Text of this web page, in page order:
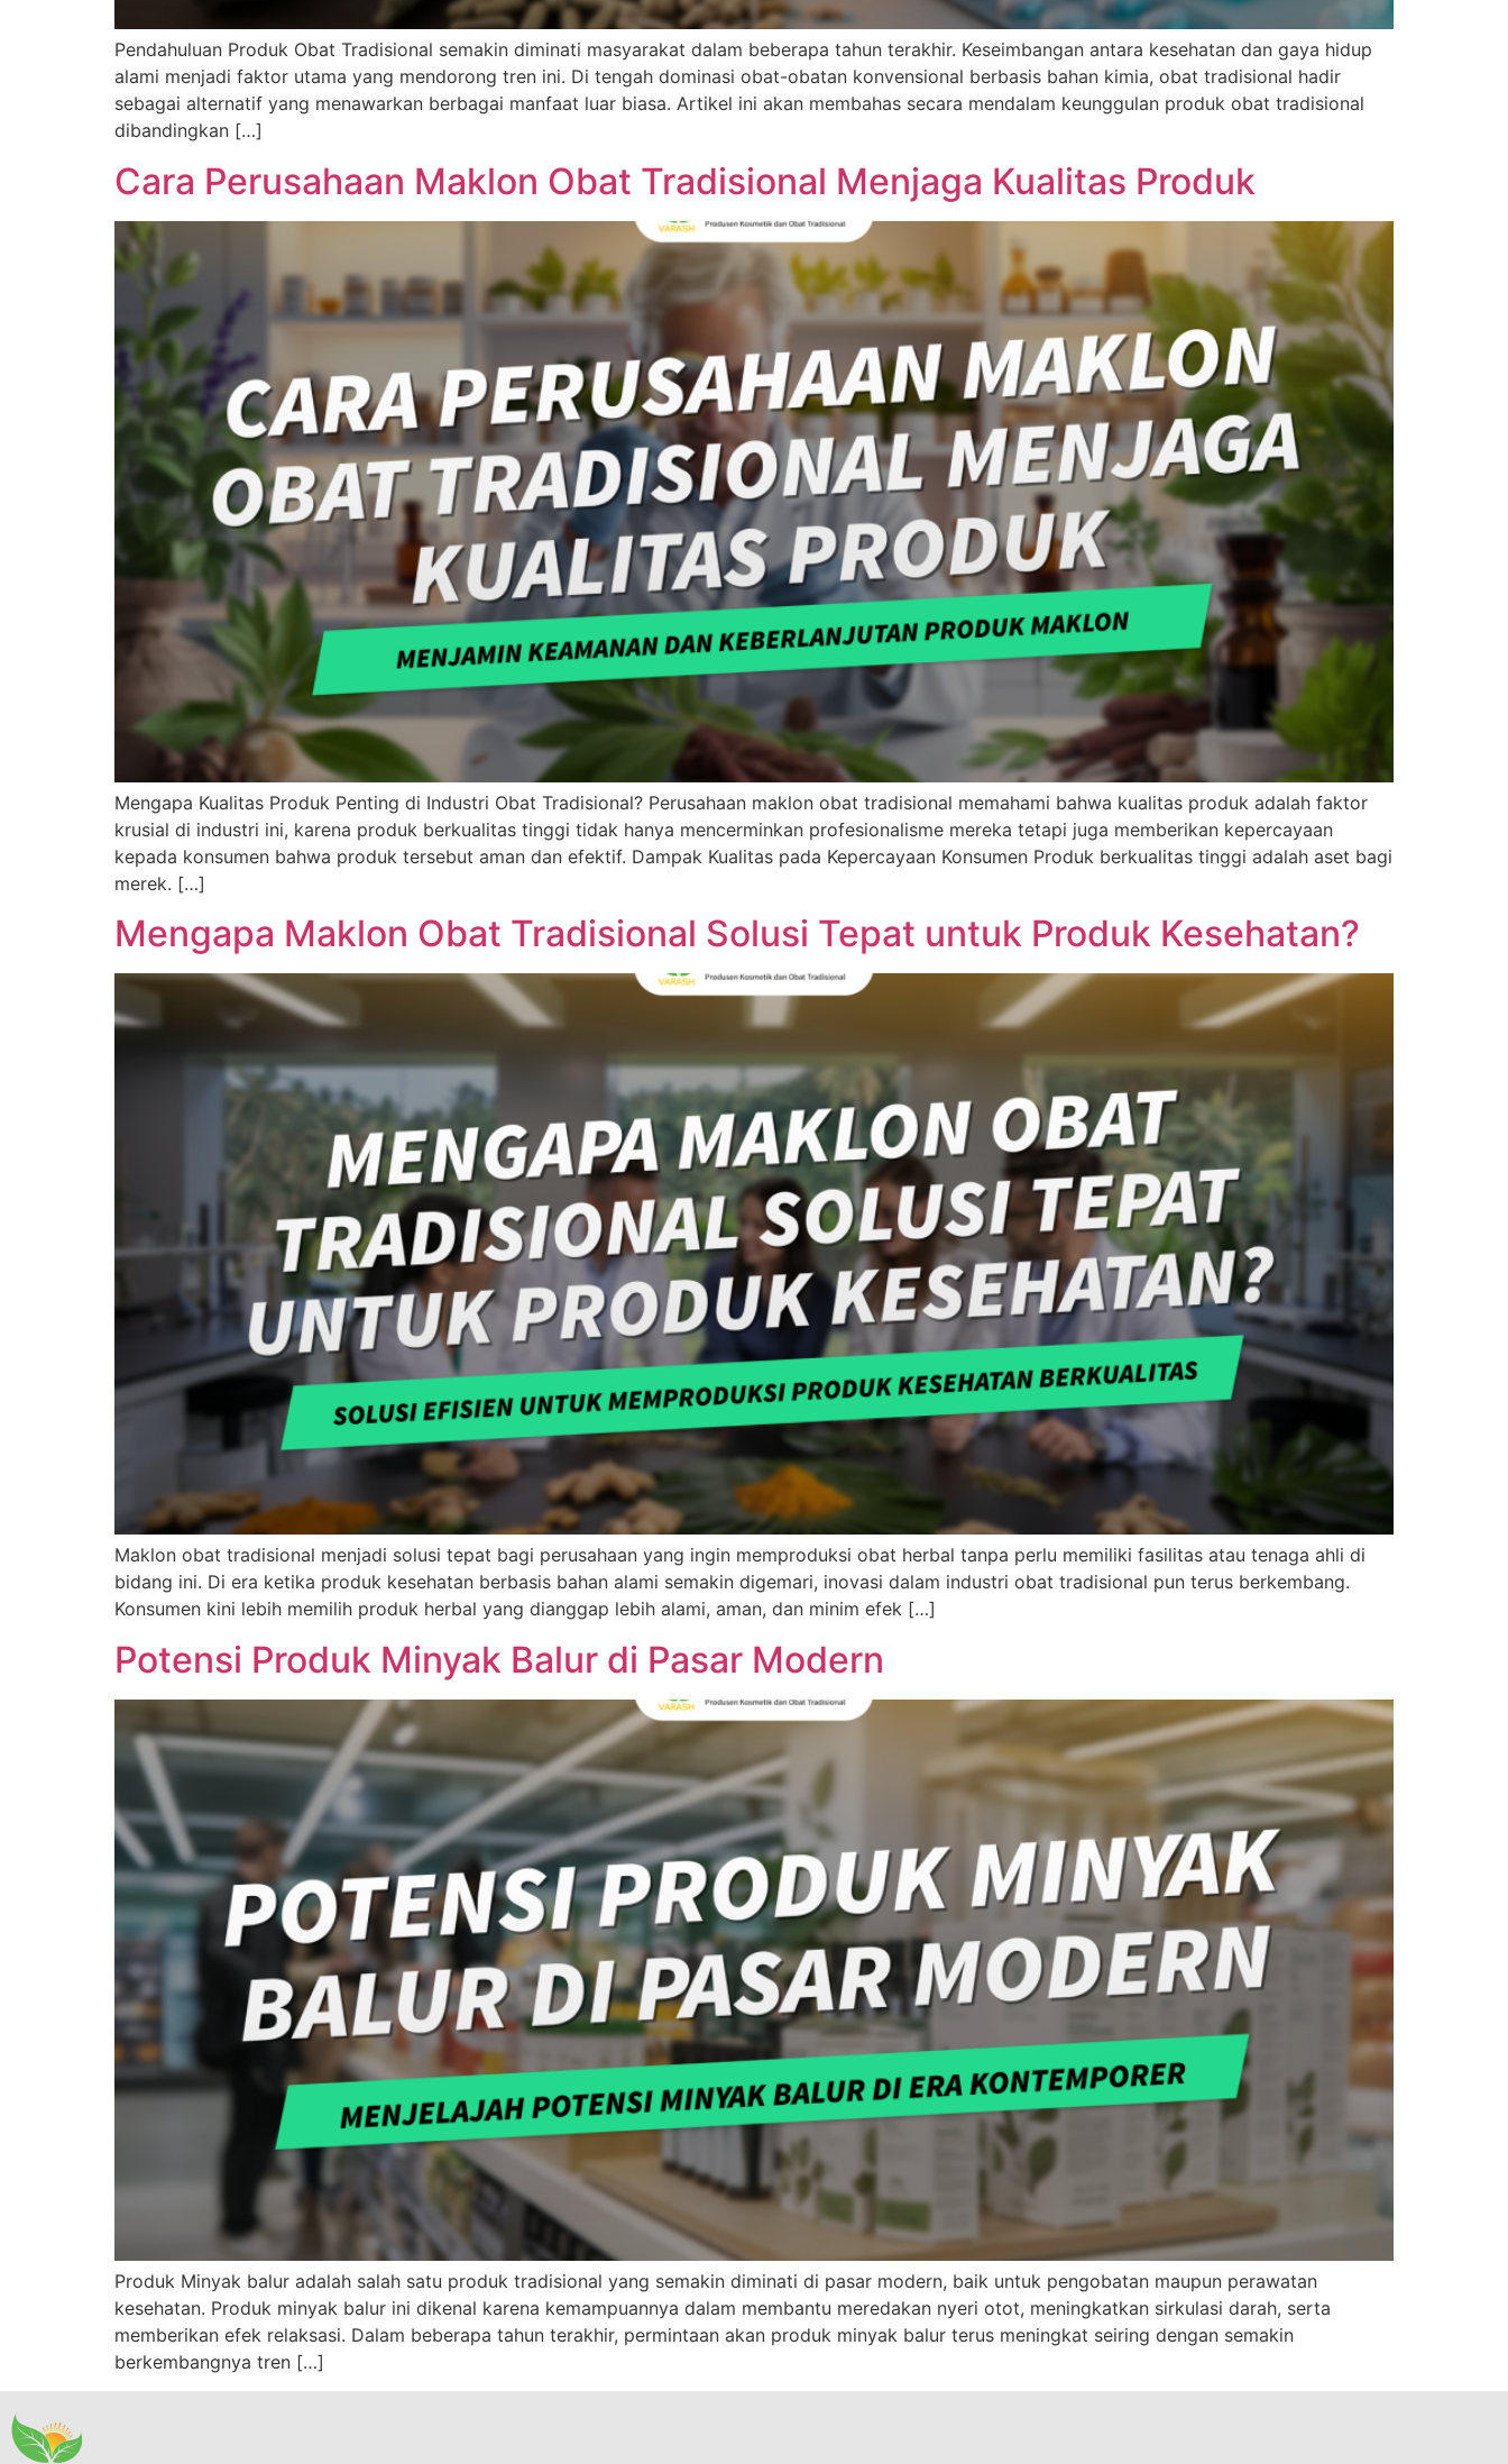
Pendahuluan Produk Obat Tradisional semakin diminati masyarakat dalam beberapa tahun terakhir. Keseimbangan antara kesehatan dan gaya hidup
alami menjadi faktor utama yang mendorong tren ini. Di tengah dominasi obat-obatan konvensional berbasis bahan kimia, obat tradisional hadir
sebagai alternatif yang menawarkan berbagai manfaat luar biasa. Artikel ini akan membahas secara mendalam keunggulan produk obat tradisional
dibandingkan […]
Cara Perusahaan Maklon Obat Tradisional Menjaga Kualitas Produk
Mengapa Kualitas Produk Penting di Industri Obat Tradisional? Perusahaan maklon obat tradisional memahami bahwa kualitas produk adalah faktor
krusial di industri ini, karena produk berkualitas tinggi tidak hanya mencerminkan profesionalisme mereka tetapi juga memberikan kepercayaan
kepada konsumen bahwa produk tersebut aman dan efektif. Dampak Kualitas pada Kepercayaan Konsumen Produk berkualitas tinggi adalah aset bagi
merek. […]
Mengapa Maklon Obat Tradisional Solusi Tepat untuk Produk Kesehatan?
Maklon obat tradisional menjadi solusi tepat bagi perusahaan yang ingin memproduksi obat herbal tanpa perlu memiliki fasilitas atau tenaga ahli di
bidang ini. Di era ketika produk kesehatan berbasis bahan alami semakin digemari, inovasi dalam industri obat tradisional pun terus berkembang.
Konsumen kini lebih memilih produk herbal yang dianggap lebih alami, aman, dan minim efek […]
Potensi Produk Minyak Balur di Pasar Modern
Produk Minyak balur adalah salah satu produk tradisional yang semakin diminati di pasar modern, baik untuk pengobatan maupun perawatan
kesehatan. Produk minyak balur ini dikenal karena kemampuannya dalam membantu meredakan nyeri otot, meningkatkan sirkulasi darah, serta
memberikan efek relaksasi. Dalam beberapa tahun terakhir, permintaan akan produk minyak balur terus meningkat seiring dengan semakin
berkembangnya tren […]